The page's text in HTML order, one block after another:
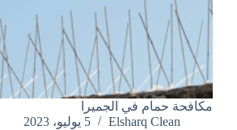
مكافحة حمام في الجميرا
Elsharq Clean
5 يوليو، 2023